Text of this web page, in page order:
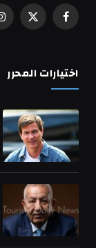
فيسبوكX
اختيارات المحرر